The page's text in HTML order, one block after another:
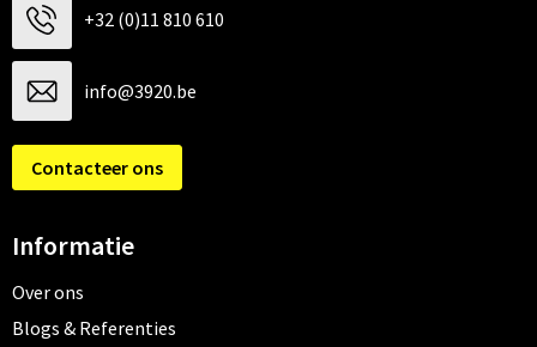
+32 (0)11 810 610
info@3920.be
Contacteer ons
Informatie
Over ons
Blogs & Referenties